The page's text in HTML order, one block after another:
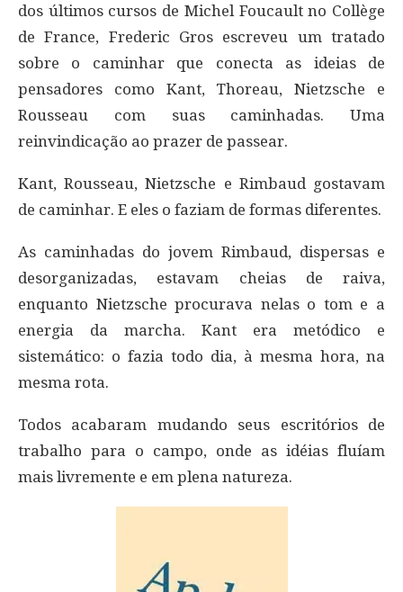
dos últimos cursos de Michel Foucault no Collège
de France, Frederic Gros escreveu um tratado
sobre o caminhar que conecta as ideias de
pensadores como Kant, Thoreau, Nietzsche e
Rousseau com suas caminhadas. Uma
reinvindicação ao prazer de passear.
Kant, Rousseau, Nietzsche e Rimbaud gostavam
de caminhar. E eles o faziam de formas diferentes.
As caminhadas do jovem Rimbaud, dispersas e
desorganizadas, estavam cheias de raiva,
enquanto Nietzsche procurava nelas o tom e a
energia da marcha. Kant era metódico e
sistemático: o fazia todo dia, à mesma hora, na
mesma rota.
Todos acabaram mudando seus escritórios de
trabalho para o campo, onde as idéias fluíam
mais livremente e em plena natureza.